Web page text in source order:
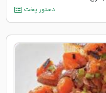
دستور پخت